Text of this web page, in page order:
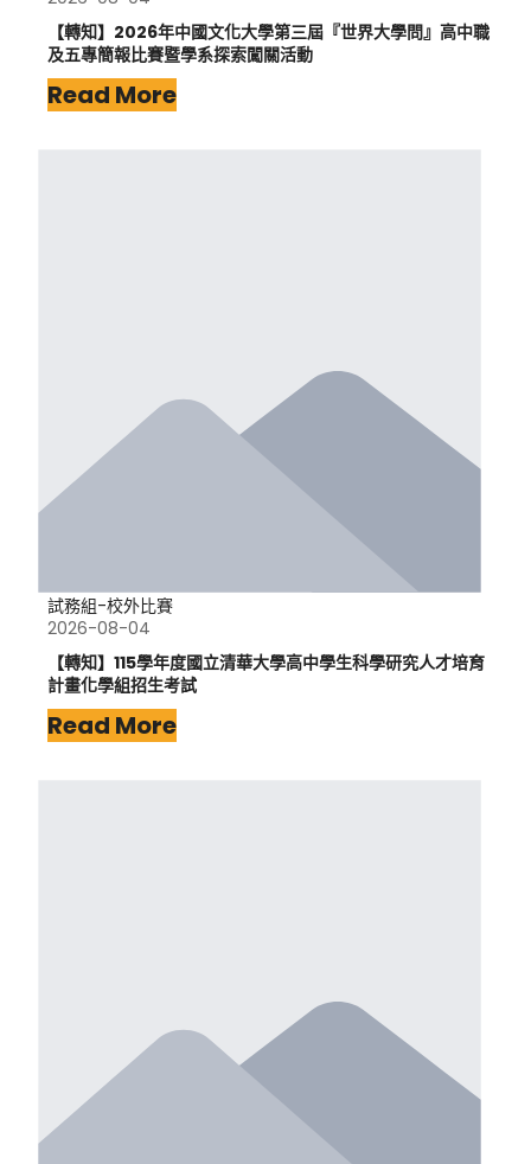
【轉知】2026年中國文化大學第三屆『世界大學問』高中職
及五專簡報比賽暨學系探索闖關活動
Read More
試務組-校外比賽
2026-08-04
【轉知】115學年度國立清華大學高中學生科學研究人才培育
計畫化學組招生考試
Read More